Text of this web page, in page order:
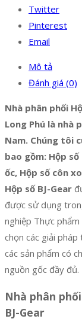
Twitter
Pinterest
Email
Mô tả
Đánh giá (0)
Nhà phân phối
Long Phú là nhà
Nam. Chúng tôi
bao gồm: Hộp
ốc, Hộp số côn
Hộp số BJ-Gear
được sử dụng
nghiệp Thực
chọn các giải
các sản phẩm có
nguồn gốc đầy đủ.
Nhà phân
BJ-Gear